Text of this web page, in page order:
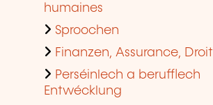
humaines
Sproochen
Finanzen, Assurance, Droit
Perséinlech a berufflech
Entwécklung